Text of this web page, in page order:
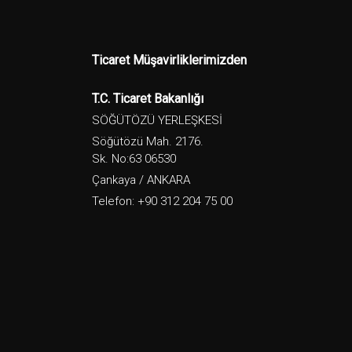
Ticaret Müşavirliklerimizden
T.C. Ticaret Bakanlığı
SÖĞÜTÖZÜ YERLEŞKESİ
Söğütözü Mah. 2176.
Sk. No:63 06530
Çankaya / ANKARA
Telefon: +90 312 204 75 00